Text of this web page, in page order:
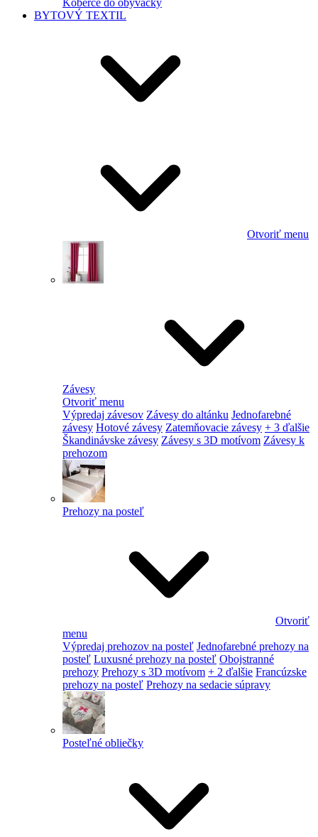
Koberce do obývačky
BYTOVÝ TEXTIL
Otvoriť menu
Závesy
Otvoriť menu
Výpredaj závesov Závesy do altánku Jednofarebné
závesy Hotové závesy Zatemňovacie závesy + 3 ďalšie
Škandinávske závesy Závesy s 3D motívom Závesy k
prehozom
Prehozy na posteľ
Otvoriť
menu
Výpredaj prehozov na posteľ Jednofarebné prehozy na
posteľ Luxusné prehozy na posteľ Obojstranné
prehozy Prehozy s 3D motívom + 2 ďalšie Francúzske
prehozy na posteľ Prehozy na sedacie súpravy
Posteľné obliečky